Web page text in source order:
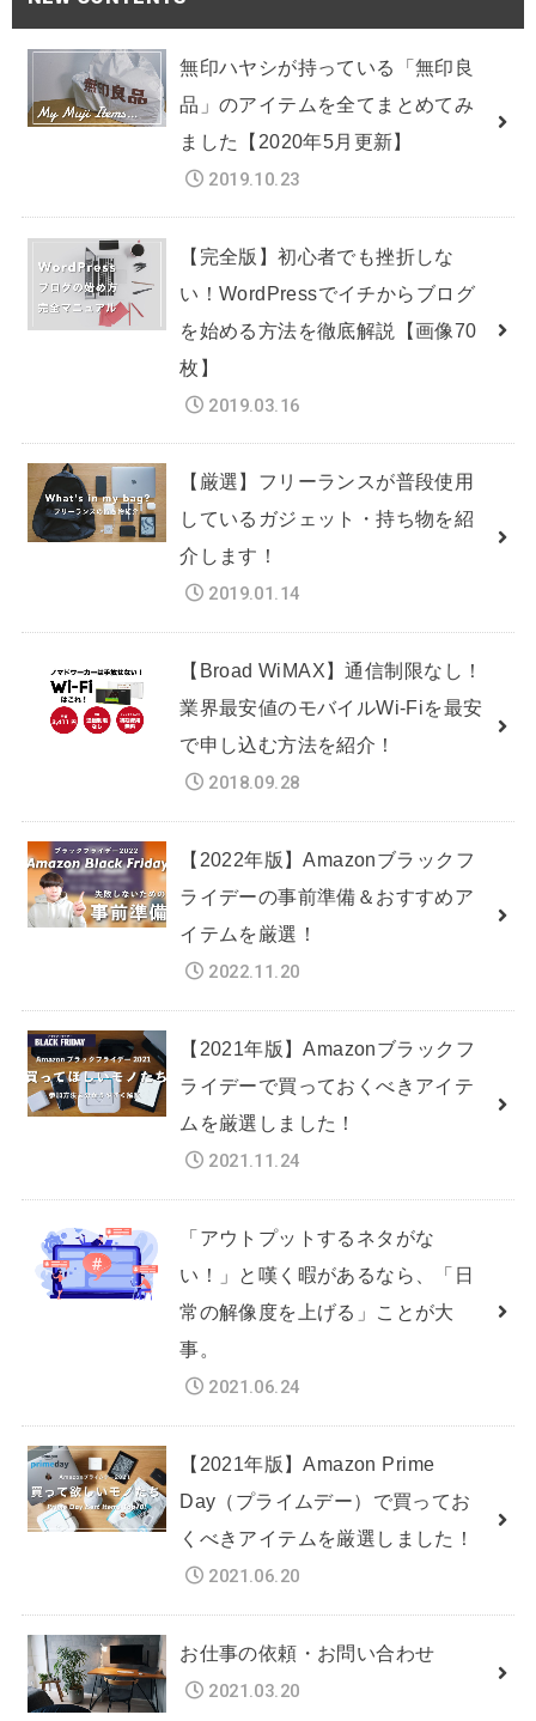
無印ハヤシが持っている「無印良
品」のアイテムを全てまとめてみ
ました【2020年5月更新】
2019.10.23
【完全版】初心者でも挫折しな
い！WordPressでイチからブログ
を始める方法を徹底解説【画像70
枚】
2019.03.16
【厳選】フリーランスが普段使用
しているガジェット・持ち物を紹
介します！
2019.01.14
【Broad WiMAX】通信制限なし！
業界最安値のモバイルWi-Fiを最安
で申し込む方法を紹介！
2018.09.28
【2022年版】Amazonブラックフ
ライデーの事前準備＆おすすめア
イテムを厳選！
2022.11.20
【2021年版】Amazonブラックフ
ライデーで買っておくべきアイテ
ムを厳選しました！
2021.11.24
「アウトプットするネタがな
い！」と嘆く暇があるなら、「日
常の解像度を上げる」ことが大
事。
2021.06.24
【2021年版】Amazon Prime
Day（プライムデー）で買ってお
くべきアイテムを厳選しました！
2021.06.20
お仕事の依頼・お問い合わせ
2021.03.20